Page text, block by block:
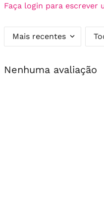
Faça login para escrever
Mais recentes
Nenhuma avaliação